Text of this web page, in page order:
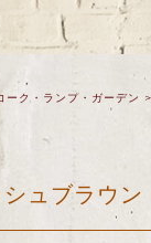
ク・ランプ・ガーデン >
シュブラウン